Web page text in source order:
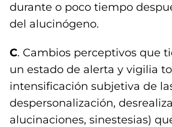
durante o poco tiempo
del alucinógeno.
C. Cambios perceptivos que
un estado de alerta y vigilia
intensificación subjetiva de
despersonalización,
alucinaciones, sinestesias)